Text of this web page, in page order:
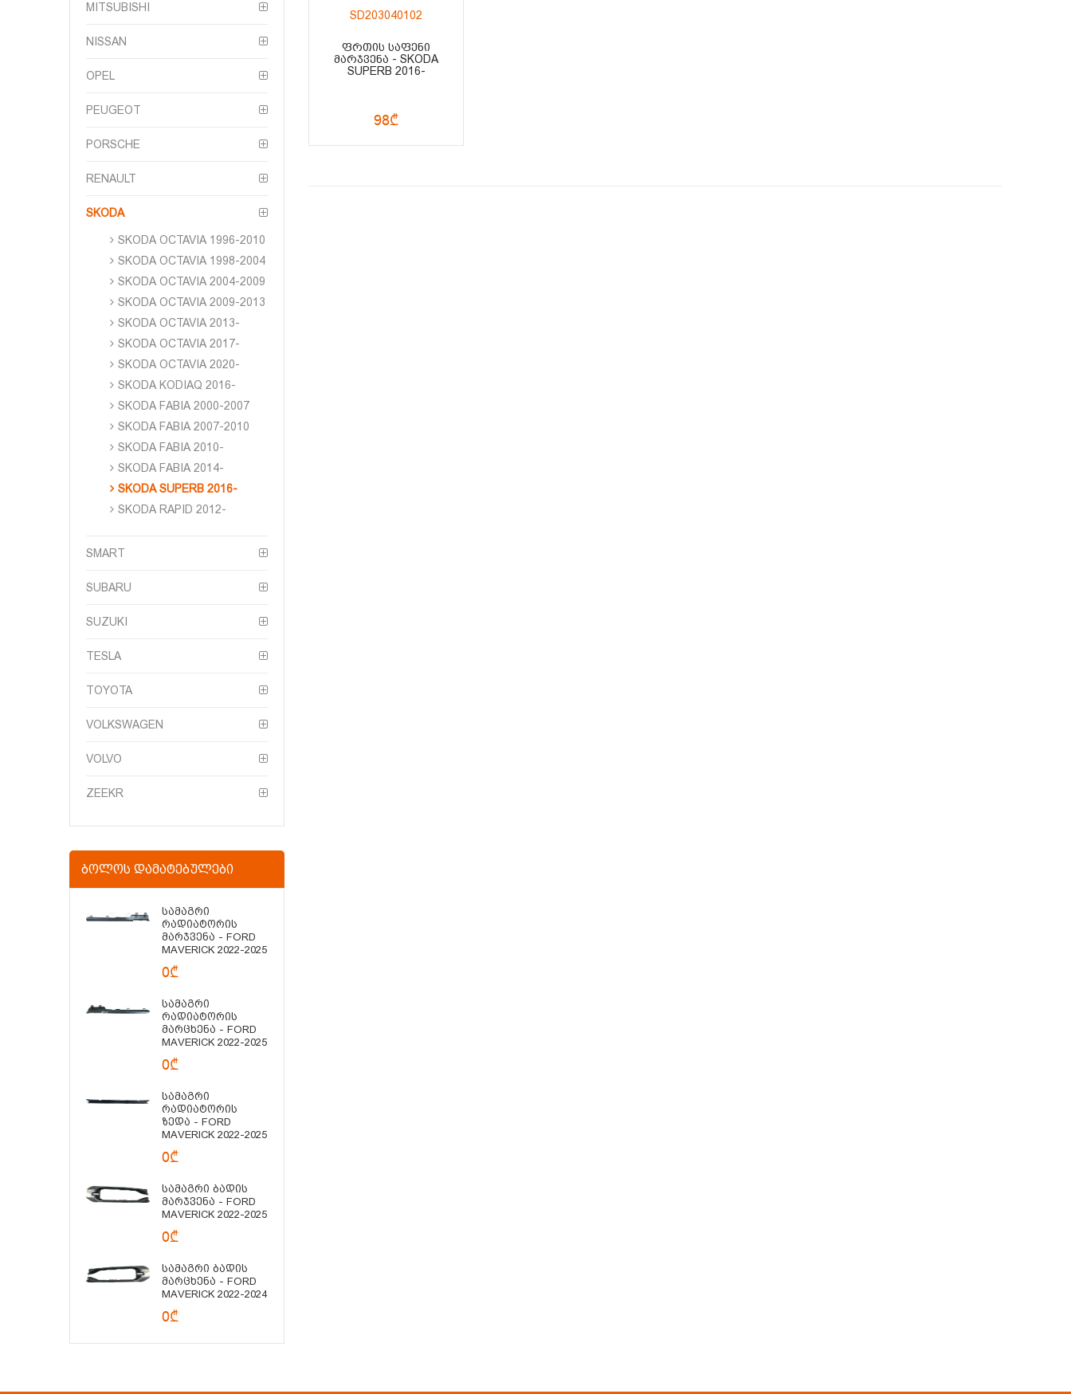
MITSUBISHI
NISSAN
OPEL
PEUGEOT
PORSCHE
RENAULT
SKODA
SKODA OCTAVIA 1996-2010
SKODA OCTAVIA 1998-2004
SKODA OCTAVIA 2004-2009
SKODA OCTAVIA 2009-2013
SKODA OCTAVIA 2013-
SKODA OCTAVIA 2017-
SKODA OCTAVIA 2020-
SKODA KODIAQ 2016-
SKODA FABIA 2000-2007
SKODA FABIA 2007-2010
SKODA FABIA 2010-
SKODA FABIA 2014-
SKODA SUPERB 2016-
SKODA RAPID 2012-
SMART
SUBARU
SUZUKI
TESLA
TOYOTA
VOLKSWAGEN
VOLVO
ZEEKR
ᲑᲝᲚᲝᲡ ᲓᲐᲛᲐᲢᲔᲑᲣᲚᲔᲑᲘ
Სამაგრი
Რადიატორის
Მარჯვენა - FORD
MAVERICK 2022-2025
0₾
Სამაგრი
Რადიატორის
Მარცხენა - FORD
MAVERICK 2022-2025
0₾
Სამაგრი
Რადიატორის
Ზედა - FORD
MAVERICK 2022-2025
0₾
Სამაგრი Ბადის
Მარჯვენა - FORD
MAVERICK 2022-2025
0₾
Სამაგრი Ბადის
Მარცხენა - FORD
MAVERICK 2022-2024
0₾
SD203040102
ᲤᲠᲗᲘᲡ ᲡᲐᲤᲔᲜᲘ
ᲛᲐᲠᲯᲕᲔᲜᲐ - SKODA
SUPERB 2016-
98₾